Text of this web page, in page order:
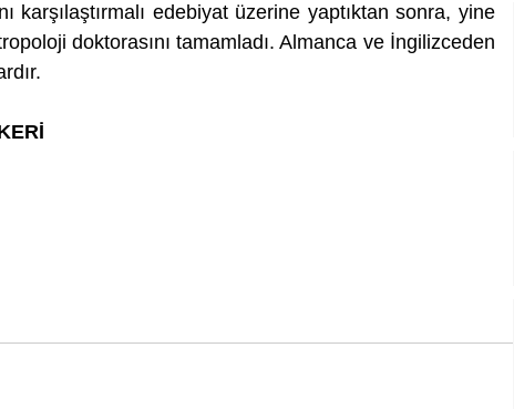
karşılaştırmalı edebiyat üzerine yaptıktan sonra, yine
doktorasını tamamladı. Almanca ve İngilizceden